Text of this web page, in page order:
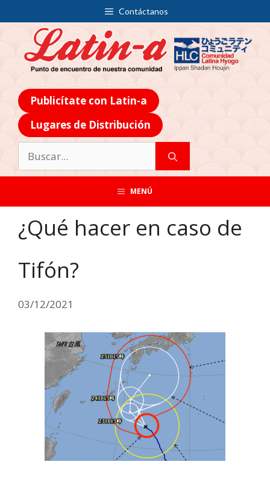
Contáctanos
Publicítate con Latin-a
Lugares de Distribución
MENÚ
¿Qué hacer en caso de
Tifón?
03/12/2021